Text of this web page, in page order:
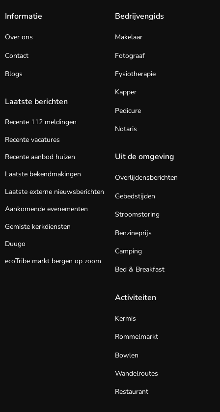
Informatie
Over ons
Contact
Blogs
Laatste berichten
Recente 112 meldingen
Recente vacatures
Recente aanbod huizen
Laatste bekendmakingen
Laatste externe nieuwsberichten
Aankomende evenementen
Gemiste kerkdiensten
Duugo
ecoTribe markt bergen op zoom
Bedrijvengids
Makelaar
Fotograaf
Fysiotherapie
Kapper
Pedicure
Notaris
Uit de omgeving
Overlijdensberichten
Gebedstijden
Stroomstoring
Benzineprijs
Camping
Bed & Breakfast
Activiteiten
Kermis
Rommelmarkt
Bowlen
Wandelroutes
Restaurant